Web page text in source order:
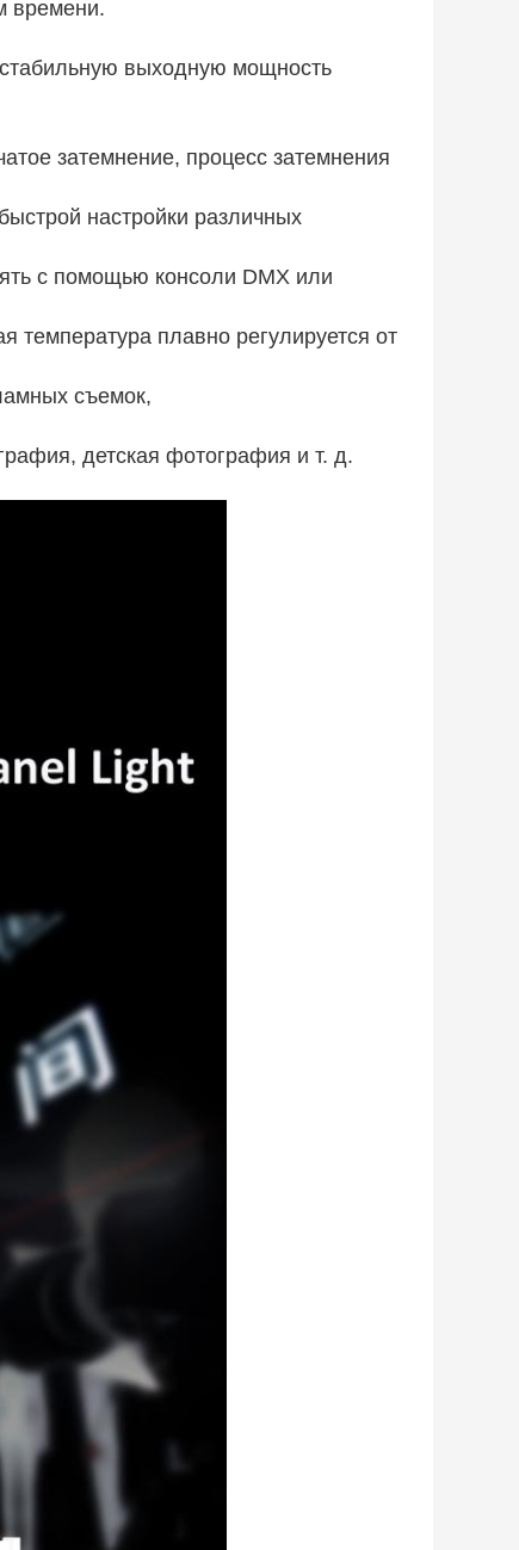
времени.
стабильную выходную мощность
затемнение, процесс затемнения
настройки различных
с помощью консоли DMX или
температура плавно регулируется от
съемок,
детская фотография и т. д.